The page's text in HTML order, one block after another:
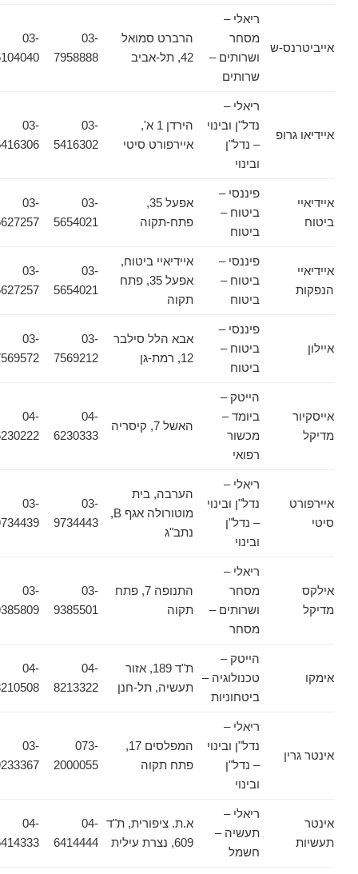
אייביטרנס-ש
ריאלי –
מסחר
ושרותים –
שרותים
הרברט סמואל
42, תל-אביב
03-
7958888
03-
5104040
איידיאו גרופ
ריאלי –
נדל"ן ובינוי
– נדל"ן
ובינוי
הירדן 1 א',
איירפורט סיטי
03-
5416302
03-
5416306
איידיאיי
ביטוח
פיננסי –
ביטוח –
ביטוח
אפעל 35,
פתח-תקוה
03-
5654021
03-
5627257
איידיאיי
הנפקות
פיננסי –
ביטוח –
ביטוח
איידיאיי ביטוח,
אפעל 35, פתח
תקוה
03-
5654021
03-
5627257
איילון
פיננסי –
ביטוח –
ביטוח
אבא הלל סילבר
12, רמת-גן
03-
7569212
03-
7569572
אייסקיור
מדיקל
הייטק –
ביומד –
מכשור
רפואי
האשל 7, קיסריה
04-
6230333
04-
6230222
איירפורט
סיטי
ריאלי –
נדל"ן ובינוי
– נדל"ן
ובינוי
הערבה, בית
נתב"ג
03-
9734443
03-
9734439
אילקס
מדיקל
ריאלי –
מסחר
ושרותים –
מסחר
התנופה 7, פתח
תקוה
03-
9385501
03-
9385809
אימקו
הייטק –
טכנולוגיה –
ביטחוניות
ת"ד 189, אזור
תעשיה, תל-חנן
04-
8213322
04-
8210508
אינטר גרין
ריאלי –
נדל"ן ובינוי
– נדל"ן
ובינוי
המפלסים 17,
פתח תקוה
073-
2000055
03-
9233367
אינטר
תעשיות
ריאלי –
תעשיה –
חשמל
א.ת. ציפורית, ת"ד
609, נצרת עילית
04-
6414444
04-
6414333